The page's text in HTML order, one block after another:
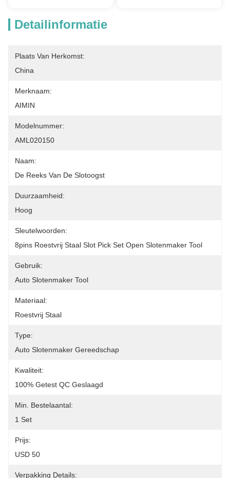
Detailinformatie
Plaats Van Herkomst:
China
Merknaam:
AIMIN
Modelnummer:
AML020150
Naam:
De Reeks Van De Slotoogst
Duurzaamheid:
Hoog
Sleutelwoorden:
8pins Roestvrij Staal Slot Pick Set Open Slotenmaker Tool
Gebruik:
Auto Slotenmaker Tool
Materiaal:
Roestvrij Staal
Type:
Auto Slotenmaker Gereedschap
Kwaliteit:
100% Getest QC Geslaagd
Min. Bestelaantal:
1 Set
Prijs:
USD 50
Verpakking Details: